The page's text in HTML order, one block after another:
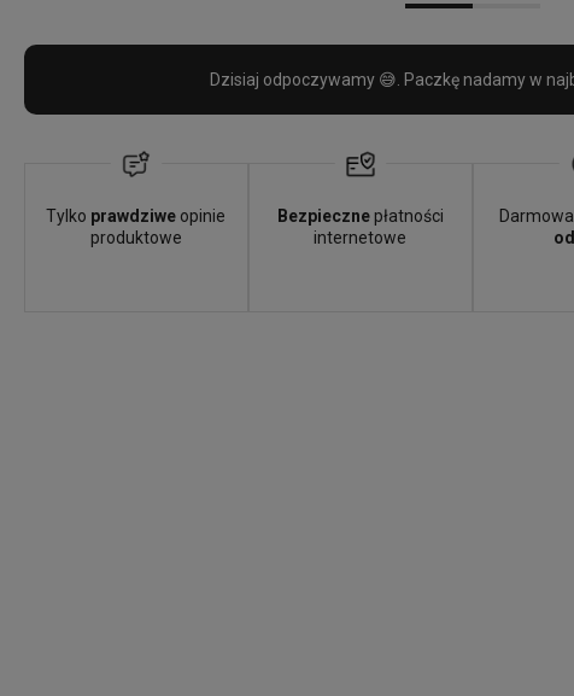
Dzisiaj odpoczywamy 😅. Paczkę nadamy w
Tylko prawdziwe opinie
produktowe
Bezpiecznepłatności
internetowe